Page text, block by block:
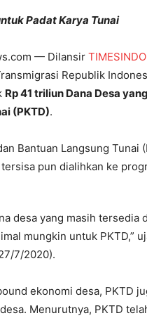
Padat Karya Tunai
— Dilansir
Republik
Rp 41 triliun Dana Desa
(PKTD).
Bantuan Langsung Tunai
pun dialihkan ke
desa yang masih tersedia
mungkin untuk PKTD,”
7/2020).
ekonomi desa, PKTD
Menurutnya, PKTD